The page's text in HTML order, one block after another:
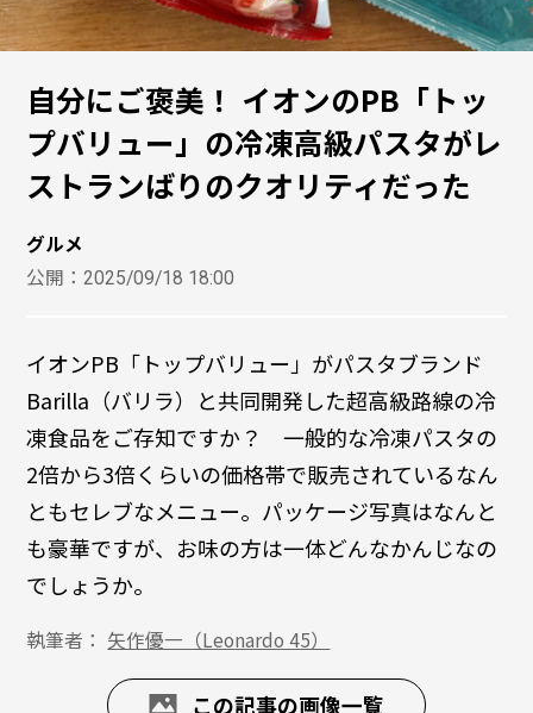
自分にご褒美！ イオンのPB「トッ
プバリュー」の冷凍高級パスタがレ
ストランばりのクオリティだった
グルメ
公開：2025/09/18 18:00
イオンPB「トップバリュー」がパスタブランド
Barilla（バリラ）と共同開発した超高級路線の冷
凍食品をご存知ですか？ 一般的な冷凍パスタの
2倍から3倍くらいの価格帯で販売されているなん
ともセレブなメニュー。パッケージ写真はなんと
も豪華ですが、お味の方は一体どんなかんじなの
でしょうか。
執筆者： 矢作優一（Leonardo 45）
この記事の画像一覧